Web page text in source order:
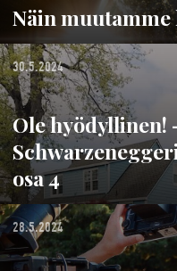
Näin muutamme
30.5.2024
Ole hyödyllinen!
osa 4
28.5.2024